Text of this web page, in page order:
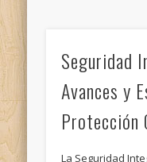
Seguridad
Avances y
Protección
La Seguridad